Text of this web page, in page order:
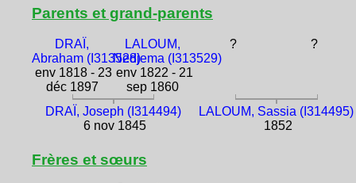
Parents et grand-parents
DRAÏ,
Abraham (I313528)
env 1818 - 23
déc 1897
LALOUM,
Nedjema (I313529)
env 1822 - 21
sep 1860
? ?
DRAÏ, Joseph (I314494)
6 nov 1845
LALOUM, Sassia (I314495)
1852
Frères et sœurs